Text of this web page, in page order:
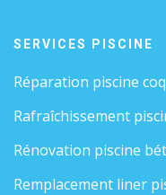
SERVICES PISCINE
Réparation piscine
Rafraîchissement
Rénovation piscine
Remplacement liner